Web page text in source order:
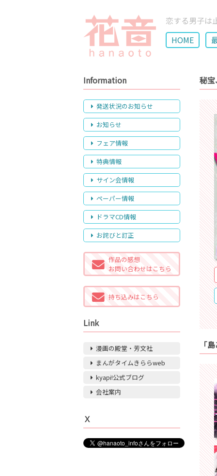
恋する男子
HOME
秘
「
Information
発送状況のお知らせ
お知らせ
フェア情報
特典情報
サイン会情報
ペーパー情報
ドラマCD情報
お詫びと訂正
作品の感想
お問い合わせはこちら
持ち込みはこちら
Link
漫画の殿堂・芳文社
まんがタイムきららweb
kyapi!公式ブログ
会社案内
Ｘ